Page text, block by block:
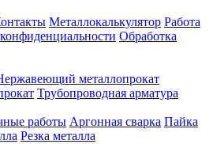
Металлокалькулятор Работа
Обработка
металлопрокат
Трубопроводная арматура
работы Аргонная сварка Пайка
Резка металла